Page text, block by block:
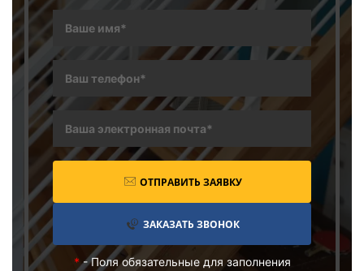
ОТПРАВИТЬ ЗАЯВКУ
ЗАКАЗАТЬ ЗВОНОК
*- Поля обязательные для заполнения